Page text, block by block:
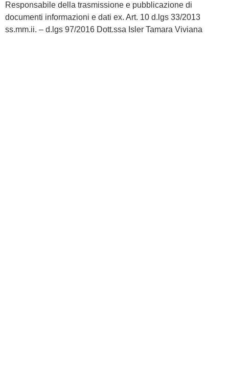
Responsabile della trasmissione e pubblicazione di
documenti informazioni e dati ex. Art. 10 d.lgs 33/2013
ss.mm.ii. – d.lgs 97/2016 Dott.ssa Isler Tamara Viviana